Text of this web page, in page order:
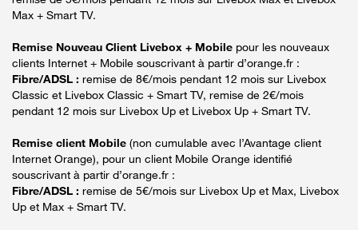
Max + Smart TV.
Remise Nouveau Client Livebox + Mobile pour les nouveaux
clients Internet + Mobile souscrivant à partir d’orange.fr :
Fibre/ADSL : remise de 8€/mois pendant 12 mois sur Livebox
Classic et Livebox Classic + Smart TV, remise de 2€/mois
pendant 12 mois sur Livebox Up et Livebox Up + Smart TV.
Remise client Mobile (non cumulable avec l’Avantage client
Internet Orange), pour un client Mobile Orange identifié
souscrivant à partir d’orange.fr :
Fibre/ADSL : remise de 5€/mois sur Livebox Up et Max, Livebox
Up et Max + Smart TV.